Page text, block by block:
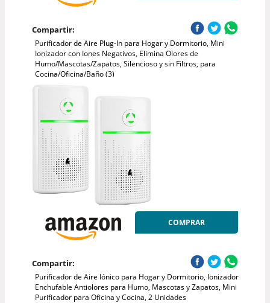
Compartir:
Purificador de Aire Plug-In para Hogar y Dormitorio, Mini
Ionizador con Iones Negativos, Elimina Olores de
Humo/Mascotas/Zapatos, Silencioso y sin Filtros, para
Cocina/Oficina/Baño (3)
COMPRAR
Compartir:
Purificador de Aire Iónico para Hogar y Dormitorio, Ionizador
Enchufable Antiolores para Humo, Mascotas y Zapatos, Mini
Purificador para Oficina y Cocina, 2 Unidades